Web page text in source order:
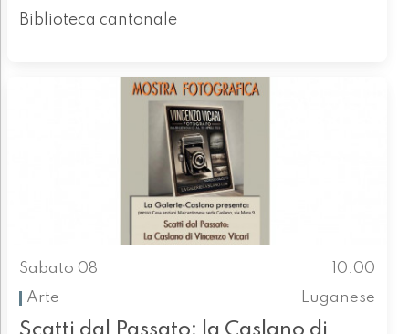
Biblioteca cantonale
Sabato 08
10.00
Arte
Luganese
Scatti dal Passato: la Caslano di